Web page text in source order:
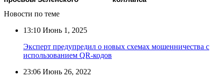
Новости по теме
13:10 Июнь 1, 2025
Эксперт предупредил о новых схемах мошенничества с
использованием QR-кодов
23:06 Июнь 26, 2022